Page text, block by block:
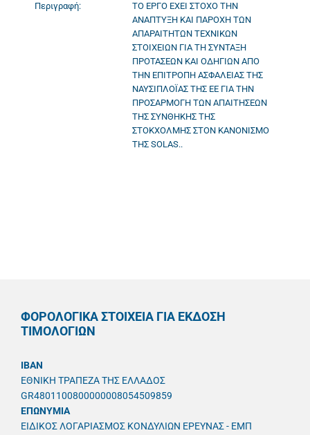
Περιγραφή:
ΤΟ ΕΡΓΟ ΕΧΕΙ ΣΤΟΧΟ ΤΗΝ
ΑΝΑΠΤΥΞΗ ΚΑΙ ΠΑΡΟΧΗ ΤΩΝ
ΑΠΑΡΑΙΤΗΤΩΝ ΤΕΧΝΙΚΩΝ
ΣΤΟΙΧΕΙΩΝ ΓΙΑ ΤΗ ΣΥΝΤΑΞΗ
ΠΡΟΤΑΣΕΩΝ ΚΑΙ ΟΔΗΓΙΩΝ ΑΠΟ
ΤΗΝ ΕΠΙΤΡΟΠΗ ΑΣΦΑΛΕΙΑΣ ΤΗΣ
ΝΑΥΣΙΠΛΟΪΑΣ ΤΗΣ ΕΕ ΓΙΑ ΤΗΝ
ΠΡΟΣΑΡΜΟΓΗ ΤΩΝ ΑΠΑΙΤΗΣΕΩΝ
ΤΗΣ ΣΥΝΘΗΚΗΣ ΤΗΣ
ΣΤΟΚΧΟΛΜΗΣ ΣΤΟΝ ΚΑΝΟΝΙΣΜΟ
ΤΗΣ SOLAS..
ΦΟΡΟΛΟΓΙΚΑ ΣΤΟΙΧΕΙΑ ΓΙΑ ΕΚΔΟΣΗ
ΤΙΜΟΛΟΓΙΩΝ
IBAN
ΕΘΝΙΚΗ ΤΡΑΠΕΖΑ ΤΗΣ ΕΛΛΑΔΟΣ
GR4801100800000008054509859
ΕΠΩΝΥΜΙΑ
ΕΙΔΙΚΟΣ ΛΟΓΑΡΙΑΣΜΟΣ ΚΟΝΔΥΛΙΩΝ ΕΡΕΥΝΑΣ - ΕΜΠ